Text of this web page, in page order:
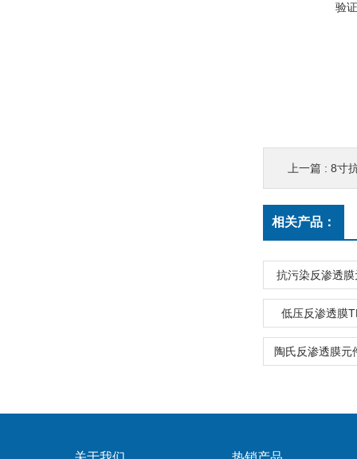
验
上一篇 : 8寸
相关产品：
抗污染反渗透
低压反渗透膜
陶氏反渗透膜元